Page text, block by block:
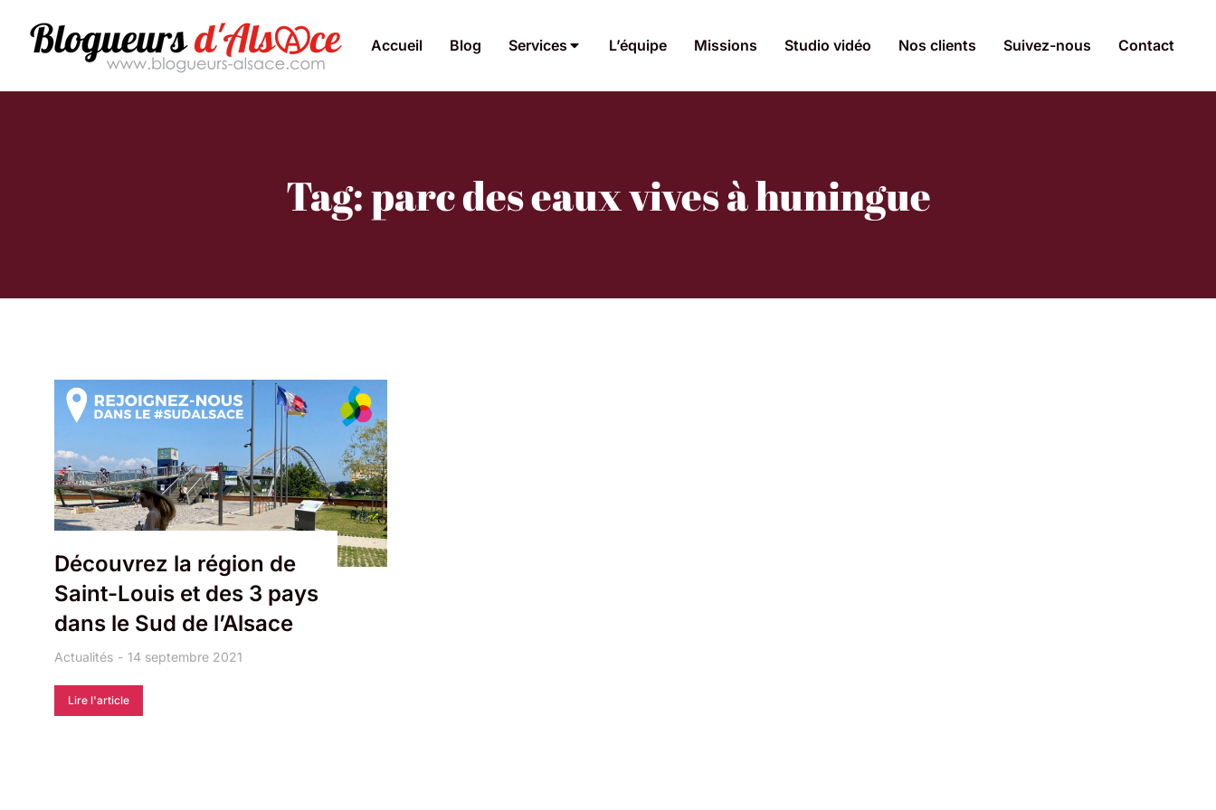
Accueil Blog Services L’équipe Missions Studio vidéo Nos clients Suivez-nous Contact
Tag: parc des eaux vives à huningue
Découvrez la région de
Saint-Louis et des 3 pays
dans le Sud de l’Alsace
Actualités 14 septembre 2021
Lire l'article